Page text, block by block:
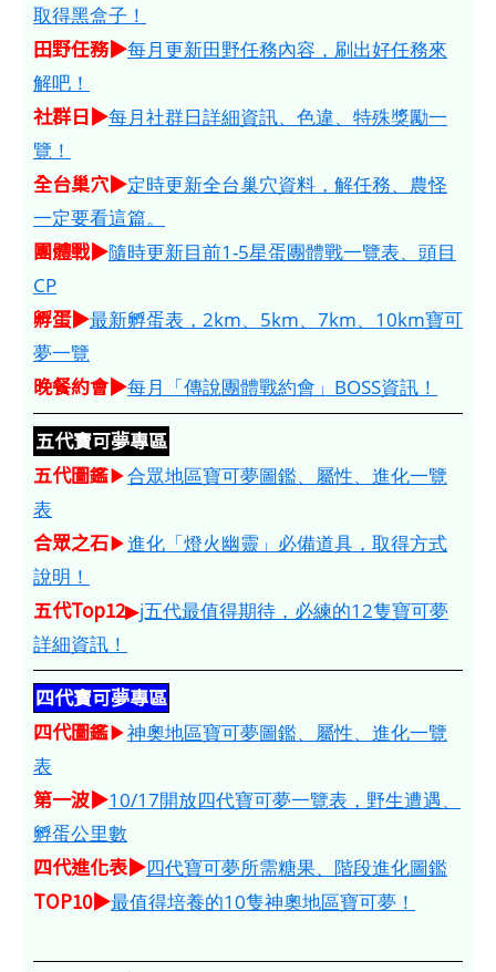
取得黑盒子！
田野任務▶每月更新田野任務內容，刷出好任務來
解吧！
社群日▶每月社群日詳細資訊、色違、特殊獎勵一
覽！
全台巢穴▶定時更新全台巢穴資料，解任務、農怪
一定要看這篇。
團體戰▶隨時更新目前1-5星蛋團體戰一覽表、頭目
CP
孵蛋▶最新孵蛋表，2km、5km、7km、10km寶可
夢一覽
晚餐約會▶每月「傳說團體戰約會」BOSS資訊！
五代寶可夢專區
五代圖鑑▶合眾地區寶可夢圖鑑、屬性、進化一覽
表
合眾之石▶進化「燈火幽靈」必備道具，取得方式
說明！
五代Top12▶j五代最值得期待，必練的12隻寶可夢
詳細資訊！
四代寶可夢專區
四代圖鑑▶神奧地區寶可夢圖鑑、屬性、進化一覽
表
第一波▶10/17開放四代寶可夢一覽表，野生遭遇、
孵蛋公里數
四代進化表▶四代寶可夢所需糖果、階段進化圖鑑
TOP10▶最值得培養的10隻神奧地區寶可夢！